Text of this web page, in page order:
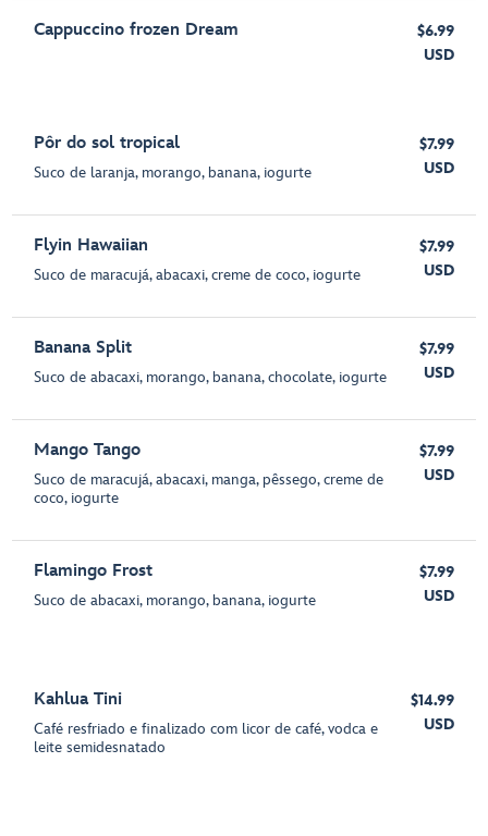
Cappuccino frozen Dream
$6.99
USD
Pôr do sol tropical
Suco de laranja, morango, banana, iogurte
$7.99
USD
Flyin Hawaiian
Suco de maracujá, abacaxi, creme de coco, iogurte
$7.99
USD
Banana Split
Suco de abacaxi, morango, banana, chocolate, iogurte
$7.99
USD
Mango Tango
Suco de maracujá, abacaxi, manga, pêssego, creme de
coco, iogurte
$7.99
USD
Flamingo Frost
Suco de abacaxi, morango, banana, iogurte
$7.99
USD
Kahlua Tini
Café resfriado e finalizado com licor de café, vodca e
leite semidesnatado
$14.99
USD